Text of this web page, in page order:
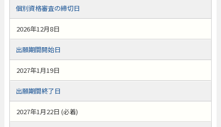
個別資格審査の締切日
2026年12月8日
出願期間開始日
2027年1月19日
出願期間終了日
2027年1月22日 (必着)